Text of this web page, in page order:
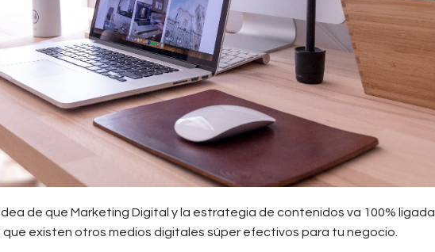
de que Marketing Digital y la estrategia de contenidos va 100% ligada
existen otros medios digitales súper efectivos para tu negocio.